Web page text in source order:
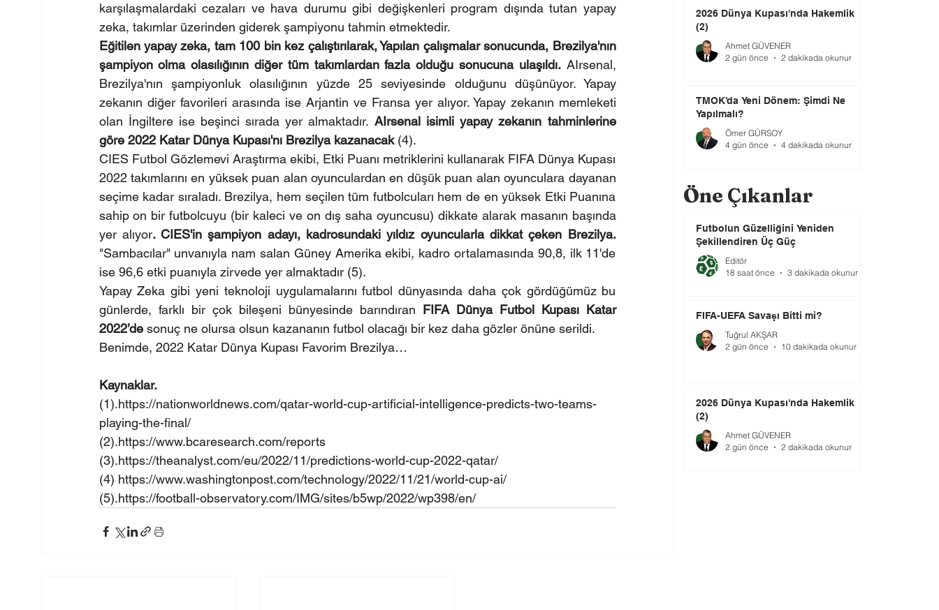
karşılaşmalardaki cezaları ve hava durumu gibi değişkenleri program dışında tutan yapay
zeka, takımlar üzerinden giderek şampiyonu tahmin etmektedir.
Eğitilen yapay zeka, tam 100 bin kez çalıştırılarak, Yapılan çalışmalar sonucunda, Brezilya'nın
şampiyon olma olasılığının diğer tüm takımlardan fazla olduğu sonucuna ulaşıldı. AIrsenal,
Brezilya'nın şampiyonluk olasılığının yüzde 25 seviyesinde olduğunu düşünüyor. Yapay
zekanın diğer favorileri arasında ise Arjantin ve Fransa yer alıyor. Yapay zekanın memleketi
olan İngiltere ise beşinci sırada yer almaktadır. AIrsenal isimli yapay zekanın tahminlerine
göre 2022 Katar Dünya Kupası'nı Brezilya kazanacak (4).
CIES Futbol Gözlemevi Araştırma ekibi, Etki Puanı metriklerini kullanarak FIFA Dünya Kupası
2022 takımlarını en yüksek puan alan oyunculardan en düşük puan alan oyunculara dayanan
seçime kadar sıraladı. Brezilya, hem seçilen tüm futbolcuları hem de en yüksek Etki Puanına
sahip on bir futbolcuyu (bir kaleci ve on dış saha oyuncusu) dikkate alarak masanın başında
yer alıyor. CIES'in şampiyon adayı, kadrosundaki yıldız oyuncularla dikkat çeken Brezilya.
"Sambacılar" unvanıyla nam salan Güney Amerika ekibi, kadro ortalamasında 90,8, ilk 11'de
ise 96,6 etki puanıyla zirvede yer almaktadır (5).
Yapay Zeka gibi yeni teknoloji uygulamalarını futbol dünyasında daha çok gördüğümüz bu
günlerde, farklı bir çok bileşeni bünyesinde barındıran FIFA Dünya Futbol Kupası Katar
2022’de sonuç ne olursa olsun kazananın futbol olacağı bir kez daha gözler önüne serildi.
Benimde, 2022 Katar Dünya Kupası Favorim Brezilya…
Kaynaklar.
(1).https://nationworldnews.com/qatar-world-cup-artificial-intelligence-predicts-two-teams-
playing-the-final/
(2).https://www.bcaresearch.com/reports
(3).https://theanalyst.com/eu/2022/11/predictions-world-cup-2022-qatar/
(4) https://www.washingtonpost.com/technology/2022/11/21/world-cup-ai/
(5).https://football-observatory.com/IMG/sites/b5wp/2022/wp398/en/
2026 Dünya Kupası'nda Hakemlik
(2)
Ahmet GÜVENER
2 gün önce
2 dakikada okunur
TMOK’da Yeni Dönem: Şimdi Ne
Yapılmalı?
Ömer GÜRSOY
4 gün önce
4 dakikada okunur
Öne Çıkanlar
Futbolun Güzelliğini Yeniden
Şekillendiren Üç Güç
Editör
18 saat önce
3 dakikada okunur
FIFA-UEFA Savaşı Bitti mi?
Tuğrul AKŞAR
2 gün önce
10 dakikada okunur
2026 Dünya Kupası'nda Hakemlik
(2)
Ahmet GÜVENER
2 gün önce
2 dakikada okunur